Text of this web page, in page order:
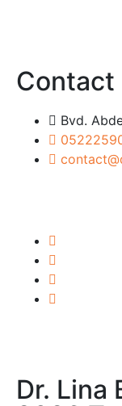
Contact
Bvd.
Dr.